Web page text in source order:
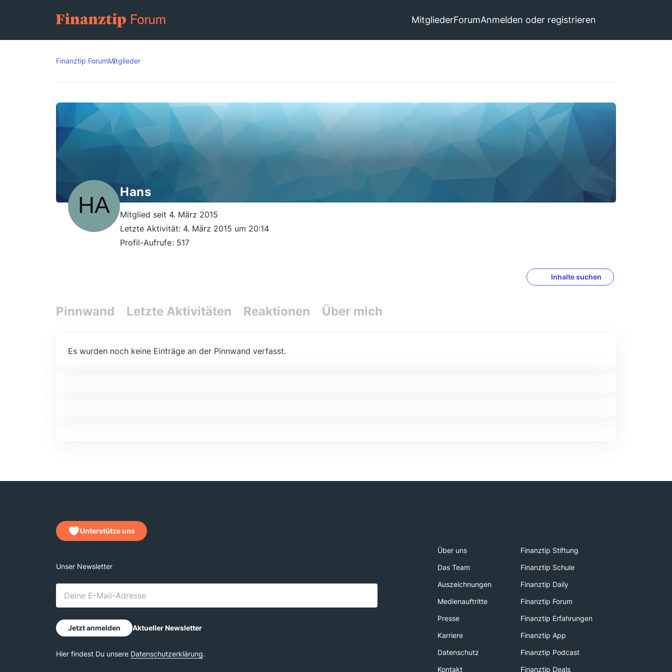
MitgliederForumAnmelden oder registrieren
Finanztip ForumMitglieder
Hans
Mitglied seit 4. März 2015
Letzte Aktivität: 4. März 2015 um 20:14
Profil-Aufrufe 517
Inhalte suchen
Pinnwand Letzte Aktivitäten Reaktionen Über mich
Es wurden noch keine Einträge an der Pinnwand verfasst.
Unterstütze uns
Über uns
Finanztip Stiftung
Das Team
Finanztip Schule
Auszeichnungen
Finanztip Daily
Medienauftritte
Finanztip Forum
Presse
Finanztip Erfahrungen
Karriere
Finanztip App
Datenschutz
Finanztip Podcast
Kontakt
Finanztip Deals